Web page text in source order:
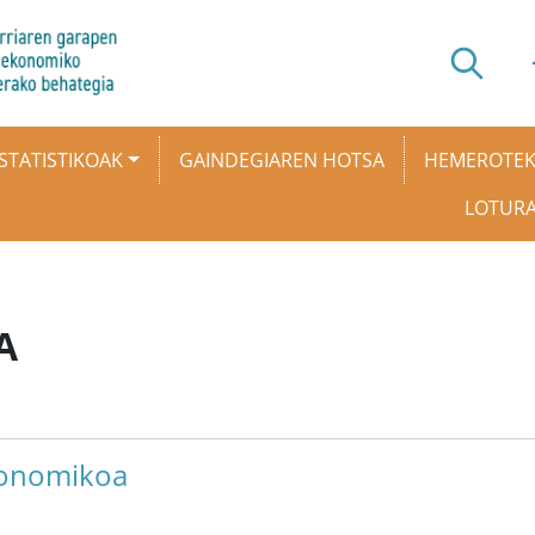
GAINDEGIAREN HOTSA